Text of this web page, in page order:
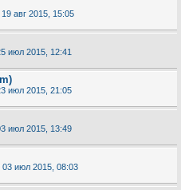
19 авг 2015, 15:05
июл 2015, 12:41
июл 2015, 21:05
июл 2015, 13:49
03 июл 2015, 08:03